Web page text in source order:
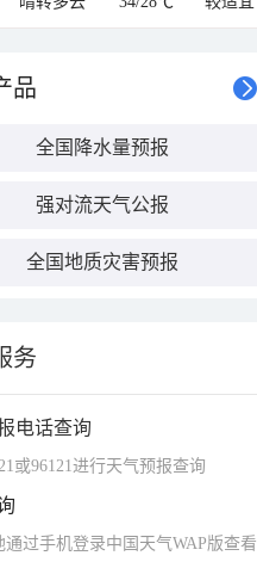
品
全国降水量预报
强对流天气公报
全国地质灾害预报
务
电话查询
或96121进行天气预报查询
通过手机登录中国天气WAP版查看